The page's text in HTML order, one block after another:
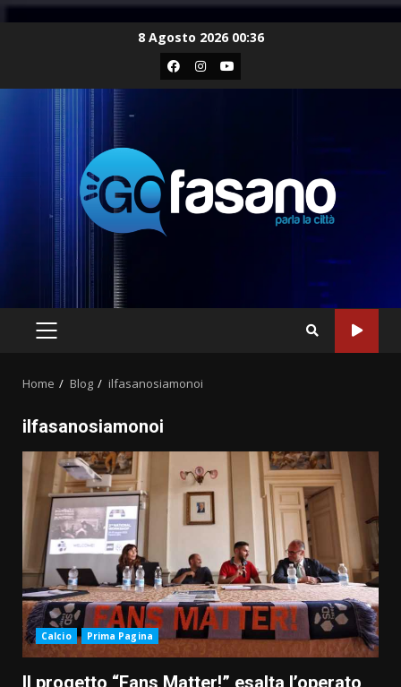
8 Agosto 2026 00:36
Facebook
Instagram
Youtube
PRIMARY
Home Blog ilfasanosiamonoi
ilfasanosiamonoi
Calcio Prima Pagina